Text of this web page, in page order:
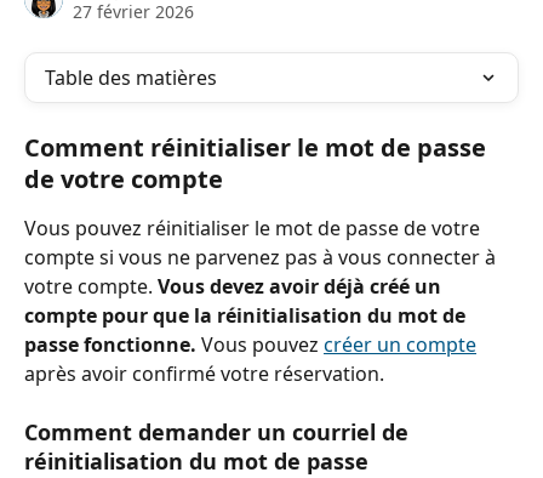
27 février 2026
Table des matières
Comment réinitialiser le mot de passe
de votre compte
Vous pouvez réinitialiser le mot de passe de votre
compte si vous ne parvenez pas à vous connecter à
votre compte. Vous devez avoir déjà créé un
compte pour que la réinitialisation du mot de
passe fonctionne. Vous pouvez créer un compte
après avoir confirmé votre réservation.
Comment demander un courriel de
réinitialisation du mot de passe